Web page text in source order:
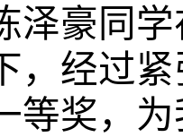
泽豪同学
， 经过
等奖，